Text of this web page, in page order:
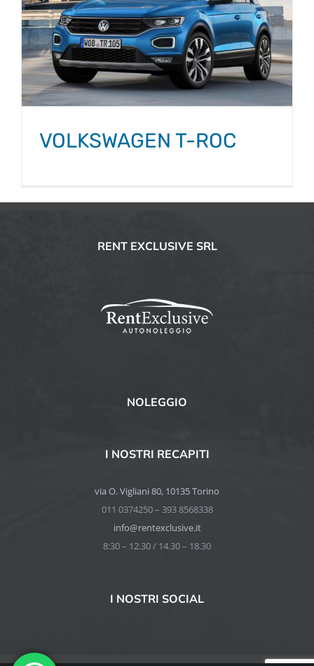
VOLKSWAGEN T-ROC
RENT EXCLUSIVE SRL
NOLEGGIO
I NOSTRI RECAPITI
via O. Vigliani 80, 10135 Torino
011 0374250 – 393 8568338
info@rentexclusive.it
8:30 – 12.30 / 14.30 – 18.30
I NOSTRI SOCIAL